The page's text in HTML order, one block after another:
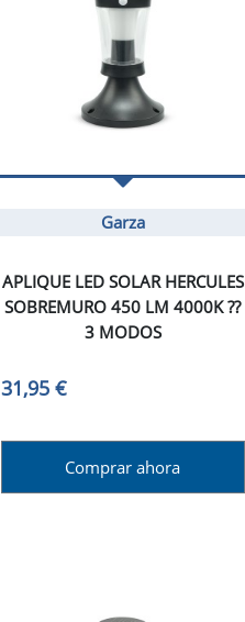
Garza
APLIQUE LED SOLAR HERCULES
SOBREMURO 450 LM 4000K ??
3 MODOS
31,95 €
Comprar ahora